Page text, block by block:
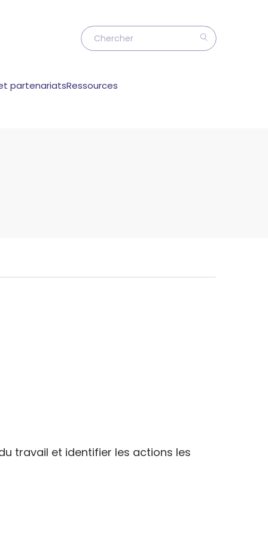
partenariatsRessources
travail et identifier les actions les